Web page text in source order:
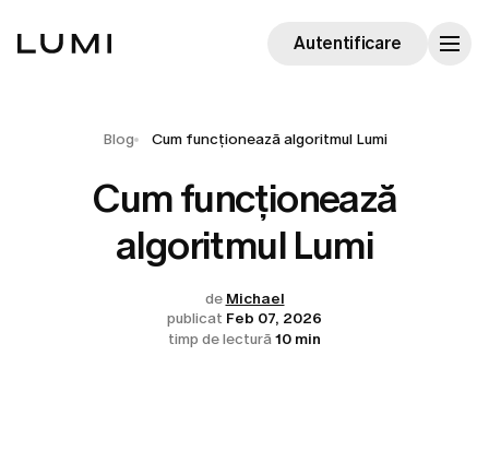
Autentificare
Blog Cum funcționează algoritmul Lumi
Cum funcționează
algoritmul Lumi
de Michael
publicat Feb 07, 2026
timp de lectură10 min